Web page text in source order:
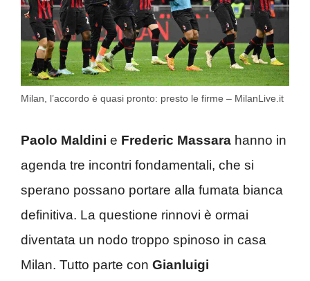
Milan, l’accordo è quasi pronto: presto le firme – MilanLive.it
Paolo Maldini e Frederic Massara hanno in
agenda tre incontri fondamentali, che si
sperano possano portare alla fumata bianca
definitiva. La questione rinnovi è ormai
diventata un nodo troppo spinoso in casa
Milan. Tutto parte con Gianluigi